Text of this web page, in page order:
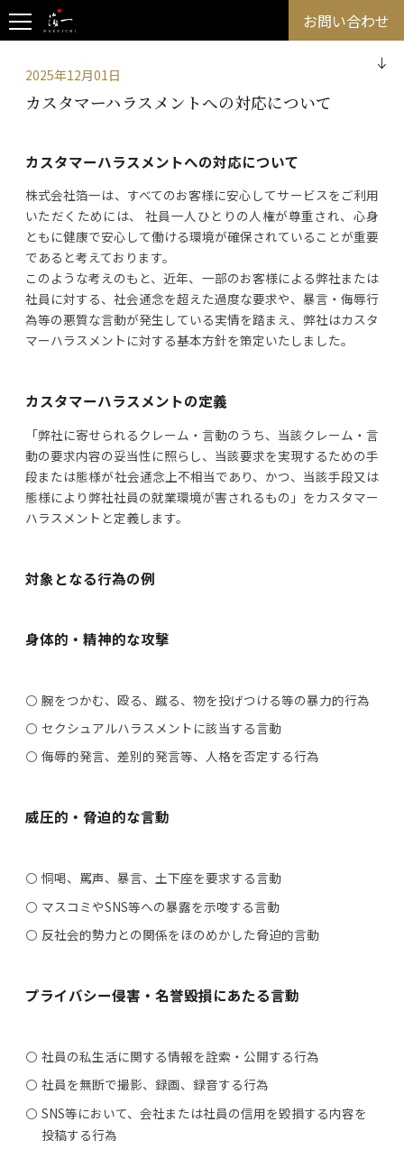
お問い合わせ
2025年12月01日
カスタマーハラスメントへの対応について
カスタマーハラスメントへの対応について
株式会社箔一は、すべてのお客様に安心してサービスをご利用
いただくためには、 社員一人ひとりの人権が尊重され、心身
ともに健康で安心して働ける環境が確保されていることが重要
であると考えております。
このような考えのもと、近年、一部のお客様による弊社または
社員に対する、社会通念を超えた過度な要求や、暴言・侮辱行
為等の悪質な言動が発生している実情を踏まえ、弊社はカスタ
マーハラスメントに対する基本方針を策定いたしました。
カスタマーハラスメントの定義
「弊社に寄せられるクレーム・言動のうち、当該クレーム・言
動の要求内容の妥当性に照らし、当該要求を実現するための手
段または態様が社会通念上不相当であり、かつ、当該手段又は
態様により弊社社員の就業環境が害されるもの」をカスタマー
ハラスメントと定義します。
対象となる行為の例
身体的・精神的な攻撃
腕をつかむ、殴る、蹴る、物を投げつける等の暴力的行為
セクシュアルハラスメントに該当する言動
侮辱的発言、差別的発言等、人格を否定する行為
威圧的・脅迫的な言動
恫喝、罵声、暴言、土下座を要求する言動
マスコミやSNS等への暴露を示唆する言動
反社会的勢力との関係をほのめかした脅迫的言動
プライバシー侵害・名誉毀損にあたる言動
社員の私生活に関する情報を詮索・公開する行為
社員を無断で撮影、録画、録音する行為
SNS等において、会社または社員の信用を毀損する内容を
投稿する行為